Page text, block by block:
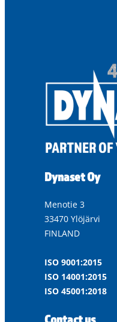
Dynaset Oy
Menotie 3
33470 Ylöjärvi
FINLAND
ISO 9001:2015
ISO 14001:2015
ISO 45001:2018